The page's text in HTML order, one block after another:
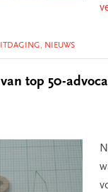
, NIEUWS
top 50-